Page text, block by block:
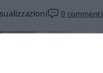
0 commenti